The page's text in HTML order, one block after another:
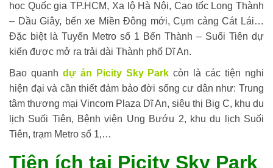
học Quốc gia TP.HCM, Xa lộ Hà Nội, Cao tốc Long Thành
– Dầu Giây, bến xe Miền Đông mới, Cụm cảng Cát Lái…
Đặc biệt là Tuyến Metro số 1 Bến Thành – Suối Tiên dự
kiến được mở ra trải dài Thành phố Dĩ An.
Bao quanh dự án Picity Sky Park còn là các tiện nghi
hiện đại và cần thiết đảm bảo đời sống cư dân như: Trung
tâm thương mại Vincom Plaza Dĩ An, siêu thị Big C, khu du
lịch Suối Tiên, Bệnh viện Ung Bướu 2, khu du lịch Suối
Tiên, trạm Metro số 1,…
Tiện ích tại Picity Sky Park